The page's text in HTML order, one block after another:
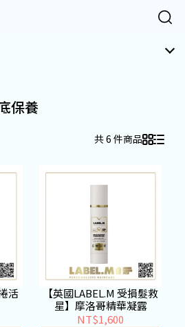
保養
共 6 件商品
活
【英國LABEL.M 受損髮救
星】摩洛哥精華凝露
NT$1,600